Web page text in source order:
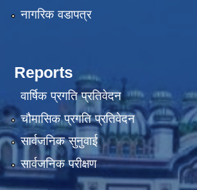
नागरिक वडापत्र
Reports
वार्षिक प्रगति प्रतिवेदन
चौमासिक प्रगति प्रतिवेदन
सार्वजनिक सुनुवाई
सार्वजनिक परीक्षण